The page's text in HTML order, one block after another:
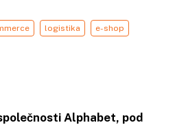
logistika e-shop
Alphabet, pod